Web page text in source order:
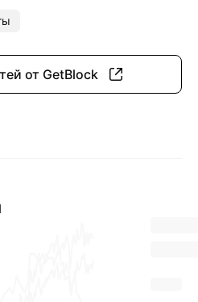
от GetBlock